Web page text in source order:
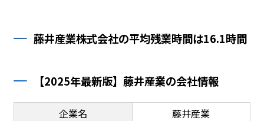
藤井産業株式会社の平均残業時間は16.1時間
【2025年最新版】藤井産業の会社情報
企業名
藤井産業